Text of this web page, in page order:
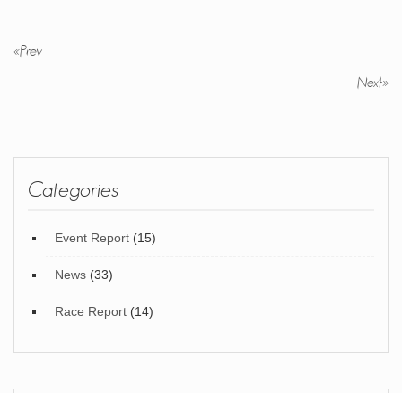
«Prev
Next»
Categories
Event Report (15)
News (33)
Race Report (14)